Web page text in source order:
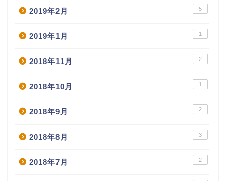
2019年2月 5
2019年1月 1
2018年11月 2
2018年10月 1
2018年9月 2
2018年8月 3
2018年7月 2